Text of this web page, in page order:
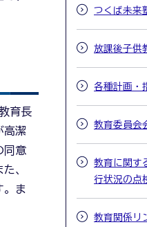
育長
高潔
同意
、
。ま
つくば未来
放課後子供
各種計画・
教育委員会
教育に関す
行状況の点
教育関係リ